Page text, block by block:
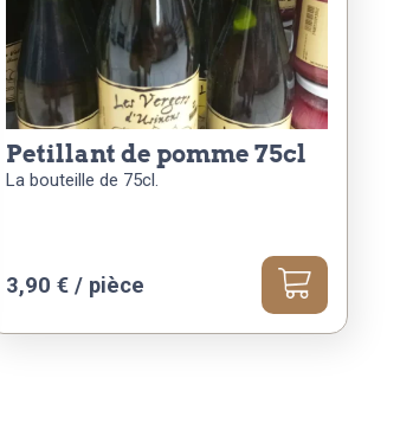
petillant de pomme 75cl
La bouteille de 75cl.
3,90 €/ pièce